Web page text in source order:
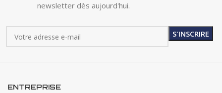
newsletter dès aujourd'hui.
ENTREPRISE